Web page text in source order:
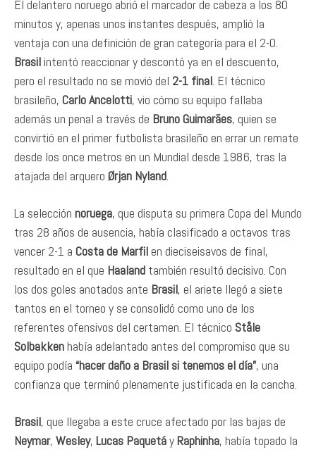
El delantero noruego abrió el marcador de cabeza a los 80
minutos y, apenas unos instantes después, amplió la
ventaja con una definición de gran categoría para el 2-0.
Brasilintentó reaccionar y descontó ya en el descuento,
pero el resultado no se movió del 2-1 final. El técnico
brasileño, Carlo Ancelotti, vio cómo su equipo fallaba
además un penal a través de Bruno Guimarães, quien se
convirtió en el primer futbolista brasileño en errar un remate
desde los once metros en un Mundial desde 1986, tras la
atajada del arquero Ørjan Nyland.
La selección noruega, que disputa su primera Copa del Mundo
tras 28 años de ausencia, había clasificado a octavos tras
vencer 2-1 a Costa de Marfilen dieciseisavos de final,
resultado en el que Haaland también resultó decisivo. Con
los dos goles anotados ante Brasil, el ariete llegó a siete
tantos en el torneo y se consolidó como uno de los
referentes ofensivos del certamen. El técnico Ståle
Solbakkenhabía adelantado antes del compromiso que su
equipo podía “hacer daño a Brasil si tenemos el día”, una
confianza que terminó plenamente justificada en la cancha.
Brasil, que llegaba a este cruce afectado por las bajas de
Neymar, Wesley, Lucas PaquetáyRaphinha, había topado la